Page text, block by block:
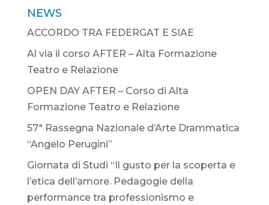
NEWS
ACCORDO TRA FEDERGAT E SIAE
Al via il corso AFTER – Alta Formazione
Teatro e Relazione
OPEN DAY AFTER – Corso di Alta
Formazione Teatro e Relazione
57ª Rassegna Nazionale d’Arte Drammatica
“Angelo Perugini”
Giornata di Studi “Il gusto per la scoperta e
l’etica dell’amore. Pedagogie della
performance tra professionismo e